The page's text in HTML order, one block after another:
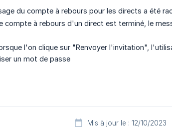
du compte à rebours pour les directs a été
compte à rebours d'un direct est terminé, le
l'on clique sur "Renvoyer l'invitation",
un mot de passe
Mis à jour le : 12/10/2023